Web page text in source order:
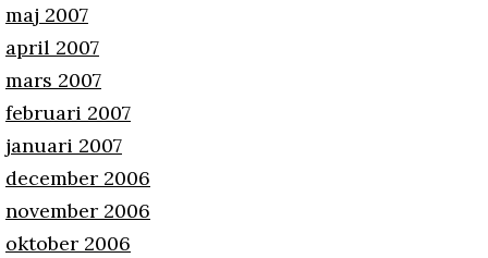
maj 2007
april 2007
mars 2007
februari 2007
januari 2007
december 2006
november 2006
oktober 2006